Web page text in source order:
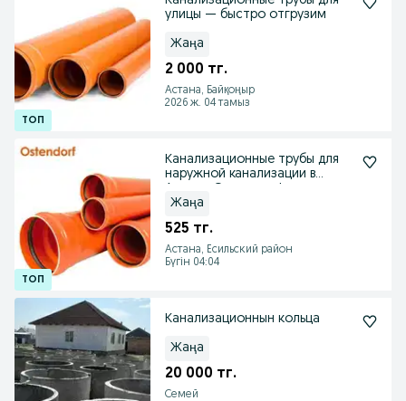
улицы — быстро отгрузим
Жаңа
2 000 тг.
Астана, Байқоңыр
2026 ж. 04 тамыз
Канализационные трубы для
наружной канализации в
Жаңа
525 тг.
Астана, Есильский район
Бүгін 04:04
Канализационнын кольца
Жаңа
20 000 тг.
Семей